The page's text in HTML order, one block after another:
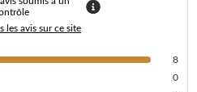
les avis sur ce site
8
0